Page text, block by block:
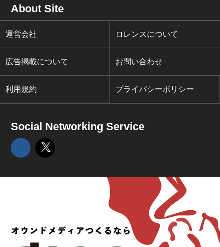
About Site
運営会社 ロレンスについて
広告掲載について お問い合わせ
利用規約 プライバシーポリシー
Social Networking Service